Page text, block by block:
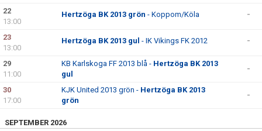
22
13:00
Hertzöga BK 2013 grön - Koppom/Köla -
23
13:00
Hertzöga BK 2013 gul - IK Vikings FK 2012 -
29
11:00
KB Karlskoga FF 2013 blå - Hertzöga BK 2013
gul
-
30
17:00
KJK United 2013 grön - Hertzöga BK 2013
grön
-
SEPTEMBER 2026